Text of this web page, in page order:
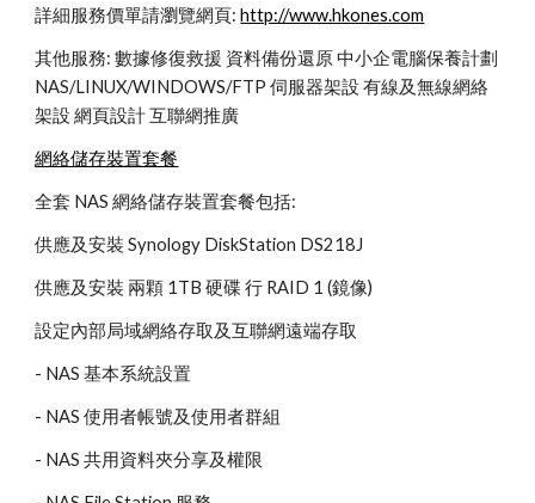
詳細服務價單請瀏覽網頁: http://www.hkones.com
其他服務: 數據修復救援 資料備份還原 中小企電腦保養計劃
NAS/LINUX/WINDOWS/FTP 伺服器架設 有線及無線網絡
架設 網頁設計 互聯網推廣
網絡儲存裝置套餐
全套 NAS 網絡儲存裝置套餐包括:
供應及安裝 Synology DiskStation DS218J
供應及安裝 兩顆 1TB 硬碟 行 RAID 1 (鏡像)
設定內部局域網絡存取及互聯網遠端存取
- NAS 基本系統設置
- NAS 使用者帳號及使用者群組
- NAS 共用資料夾分享及權限